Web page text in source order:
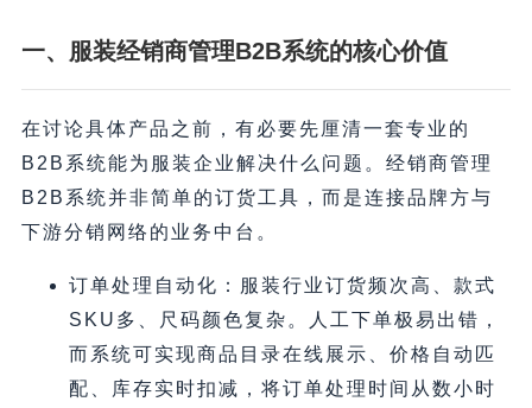
一、服装经销商管理B2B系统的核心价值
在讨论具体产品之前，有必要先厘清一套专业的
B2B系统能为服装企业解决什么问题。经销商管理
B2B系统并非简单的订货工具，而是连接品牌方与
下游分销网络的业务中台。
订单处理自动化：服装行业订货频次高、款式
SKU多、尺码颜色复杂。人工下单极易出错，
而系统可实现商品目录在线展示、价格自动匹
配、库存实时扣减，将订单处理时间从数小时